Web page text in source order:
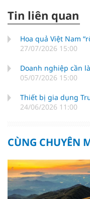
Tin liên quan
Hoa quả Việt Nam
27/07/2026 15:00
Doanh nghiệp cần
05/07/2026 15:00
Thiết bị gia dụng
24/06/2026 11:00
CÙNG CHUYÊN